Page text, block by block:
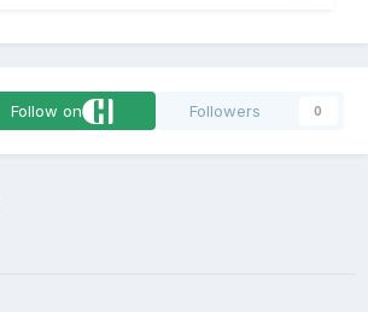
Follow on Followers 0